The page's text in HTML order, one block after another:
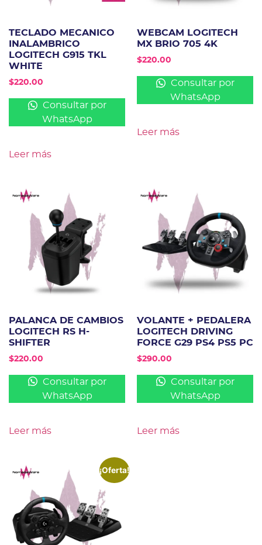
TECLADO MECANICO
INALAMBRICO
LOGITECH G915 TKL
WHITE
$220.00
Consultar por
WhatsApp
Leer más
WEBCAM LOGITECH
MX BRIO 705 4K
$220.00
Consultar por
WhatsApp
Leer más
PALANCA DE CAMBIOS
LOGITECH RS H-
SHIFTER
$220.00
Consultar por
WhatsApp
Leer más
VOLANTE + PEDALERA
LOGITECH DRIVING
FORCE G29 PS4 PS5 PC
$290.00
Consultar por
WhatsApp
Leer más
¡Oferta!